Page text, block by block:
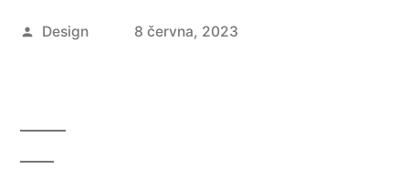
Autor
Design 8 června, 2023